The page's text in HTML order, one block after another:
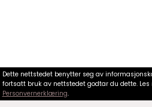
Dette nettstedet benytter seg av
fortsatt bruk av nettstedet godtar du dette. Les
Personvernerklæring.